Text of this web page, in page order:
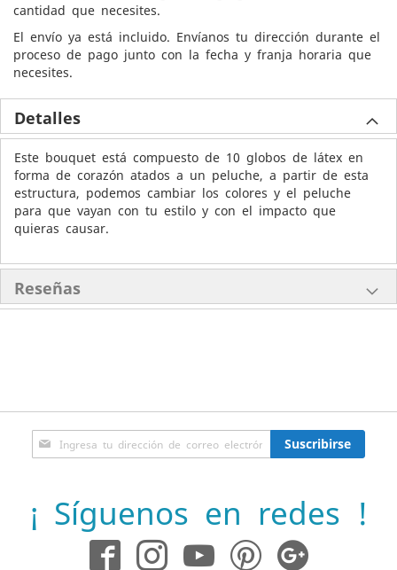
cantidad que necesites.
El envío ya está incluido. Envíanos tu dirección durante el
proceso de pago junto con la fecha y franja horaria que
necesites.
Detalles
Este bouquet está compuesto de 10 globos de látex en
forma de corazón atados a un peluche, a partir de esta
estructura, podemos cambiar los colores y el peluche
para que vayan con tu estilo y con el impacto que
quieras causar.
Reseñas
Inscríbase
a
de
noticias:
Suscribirse
¡ Síguenos en redes !